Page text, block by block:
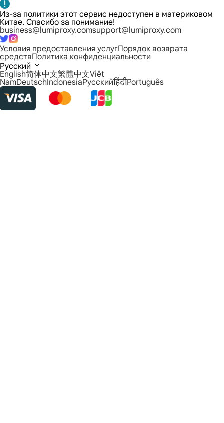
Из-за политики этот сервис недоступен в материковом
Китае. Спасибо за понимание!
business@lumiproxy.comsupport@lumiproxy.com
Условия предоставления услугПорядок возврата
средствПолитика конфиденциальности
Русский
English简体中文繁體中文Việt
NamDeutschIndonesiaРусскийहिंदीPortuguês